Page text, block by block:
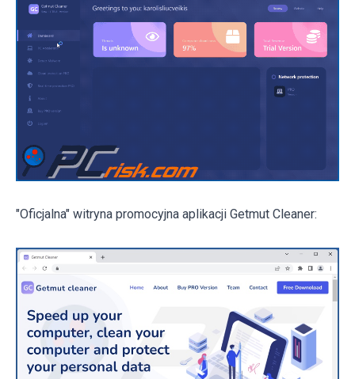
"Oficjalna" witryna promocyjna aplikacji Getmut Cleaner: